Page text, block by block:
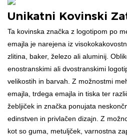
Unikatni Kovinski
Ta kovinska značka z logotipom po
emajla je narejena iz
zlitina, baker, železo ali aluminij.
enostranskimi ali dvostranskimi
velikostih in barvah. Z možnostmi
emajla, trdega emajla in tiska ter
žebljiček in značka ponujata
edinstven in privlačen dizajn. Z
kot so guma, metuljček, varnostna